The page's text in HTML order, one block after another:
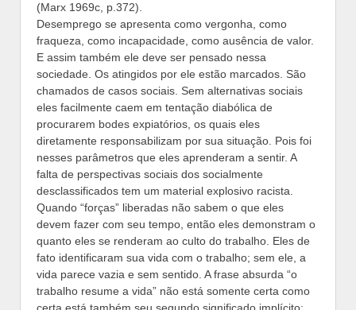
(Marx 1969c, p.372).
Desemprego se apresenta como vergonha, como
fraqueza, como incapacidade, como ausência de valor.
E assim também ele deve ser pensado nessa
sociedade. Os atingidos por ele estão marcados. São
chamados de casos sociais. Sem alternativas sociais
eles facilmente caem em tentação diabólica de
procurarem bodes expiatórios, os quais eles
diretamente responsabilizam por sua situação. Pois foi
nesses parâmetros que eles aprenderam a sentir. A
falta de perspectivas sociais dos socialmente
desclassificados tem um material explosivo racista.
Quando “forças” liberadas não sabem o que eles
devem fazer com seu tempo, então eles demonstram o
quanto eles se renderam ao culto do trabalho. Eles de
fato identificaram sua vida com o trabalho; sem ele, a
vida parece vazia e sem sentido. A frase absurda “o
trabalho resume a vida” não está somente certa como
certa está também seu segundo significado implícito: